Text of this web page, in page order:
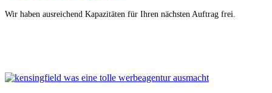
Wir haben ausreichend Kapazitäten für Ihren nächsten Auftrag frei.